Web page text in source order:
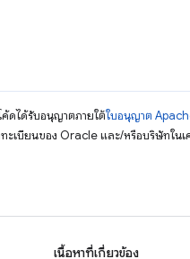
ค้ดได้รับอนุญาตภายใต้ใบอนุญาต
ะเบียนของ Oracle และ/หรือบริษัทในเ
เนื้อหาที่เกี่ยวข้อง